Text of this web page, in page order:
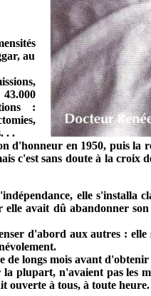
au
:
. .
d'honneur en 1950, puis la
c'est sans doute à la croix
elle s'installa
elle avait dû abandonner
d'abord aux autres :
de longs mois avant
plupart, n'avaient pas les
ouverte à tous, à toute heure.